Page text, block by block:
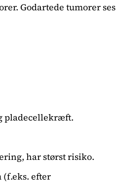
Godartede tumorer ses
pladecellekræft.
har størst risiko.
efter